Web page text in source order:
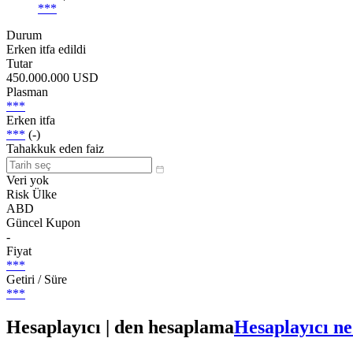
***
Durum
Erken itfa edildi
Tutar
450.000.000 USD
Plasman
***
Erken itfa
*** (-)
Tahakkuk eden faiz
Veri yok
Risk Ülke
ABD
Güncel Kupon
-
Fiyat
***
Getiri / Süre
***
Hesaplayıcı | den hesaplamaHesaplayıcı